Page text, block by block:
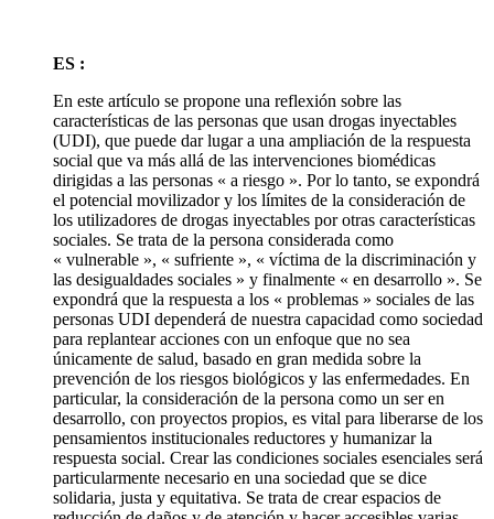
ES :
En este artículo se propone una reflexión sobre las
características de las personas que usan drogas inyectables
(UDI), que puede dar lugar a una ampliación de la respuesta
social que va más allá de las intervenciones biomédicas
dirigidas a las personas « a riesgo ». Por lo tanto, se expondrá
el potencial movilizador y los límites de la consideración de
los utilizadores de drogas inyectables por otras características
sociales. Se trata de la persona considerada como
« vulnerable », « sufriente », « víctima de la discriminación y
las desigualdades sociales » y finalmente « en desarrollo ». Se
expondrá que la respuesta a los « problemas » sociales de las
personas UDI dependerá de nuestra capacidad como sociedad
para replantear acciones con un enfoque que no sea
únicamente de salud, basado en gran medida sobre la
prevención de los riesgos biológicos y las enfermedades. En
particular, la consideración de la persona como un ser en
desarrollo, con proyectos propios, es vital para liberarse de los
pensamientos institucionales reductores y humanizar la
respuesta social. Crear las condiciones sociales esenciales será
particularmente necesario en una sociedad que se dice
solidaria, justa y equitativa. Se trata de crear espacios de